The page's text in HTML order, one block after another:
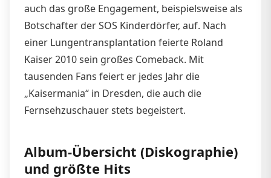
auch das große Engagement, beispielsweise als
Botschafter der SOS Kinderdörfer, auf. Nach
einer Lungentransplantation feierte Roland
Kaiser 2010 sein großes Comeback. Mit
tausenden Fans feiert er jedes Jahr die
„Kaisermania“ in Dresden, die auch die
Fernsehzuschauer stets begeistert.
Album-Übersicht (Diskographie)
und größte Hits